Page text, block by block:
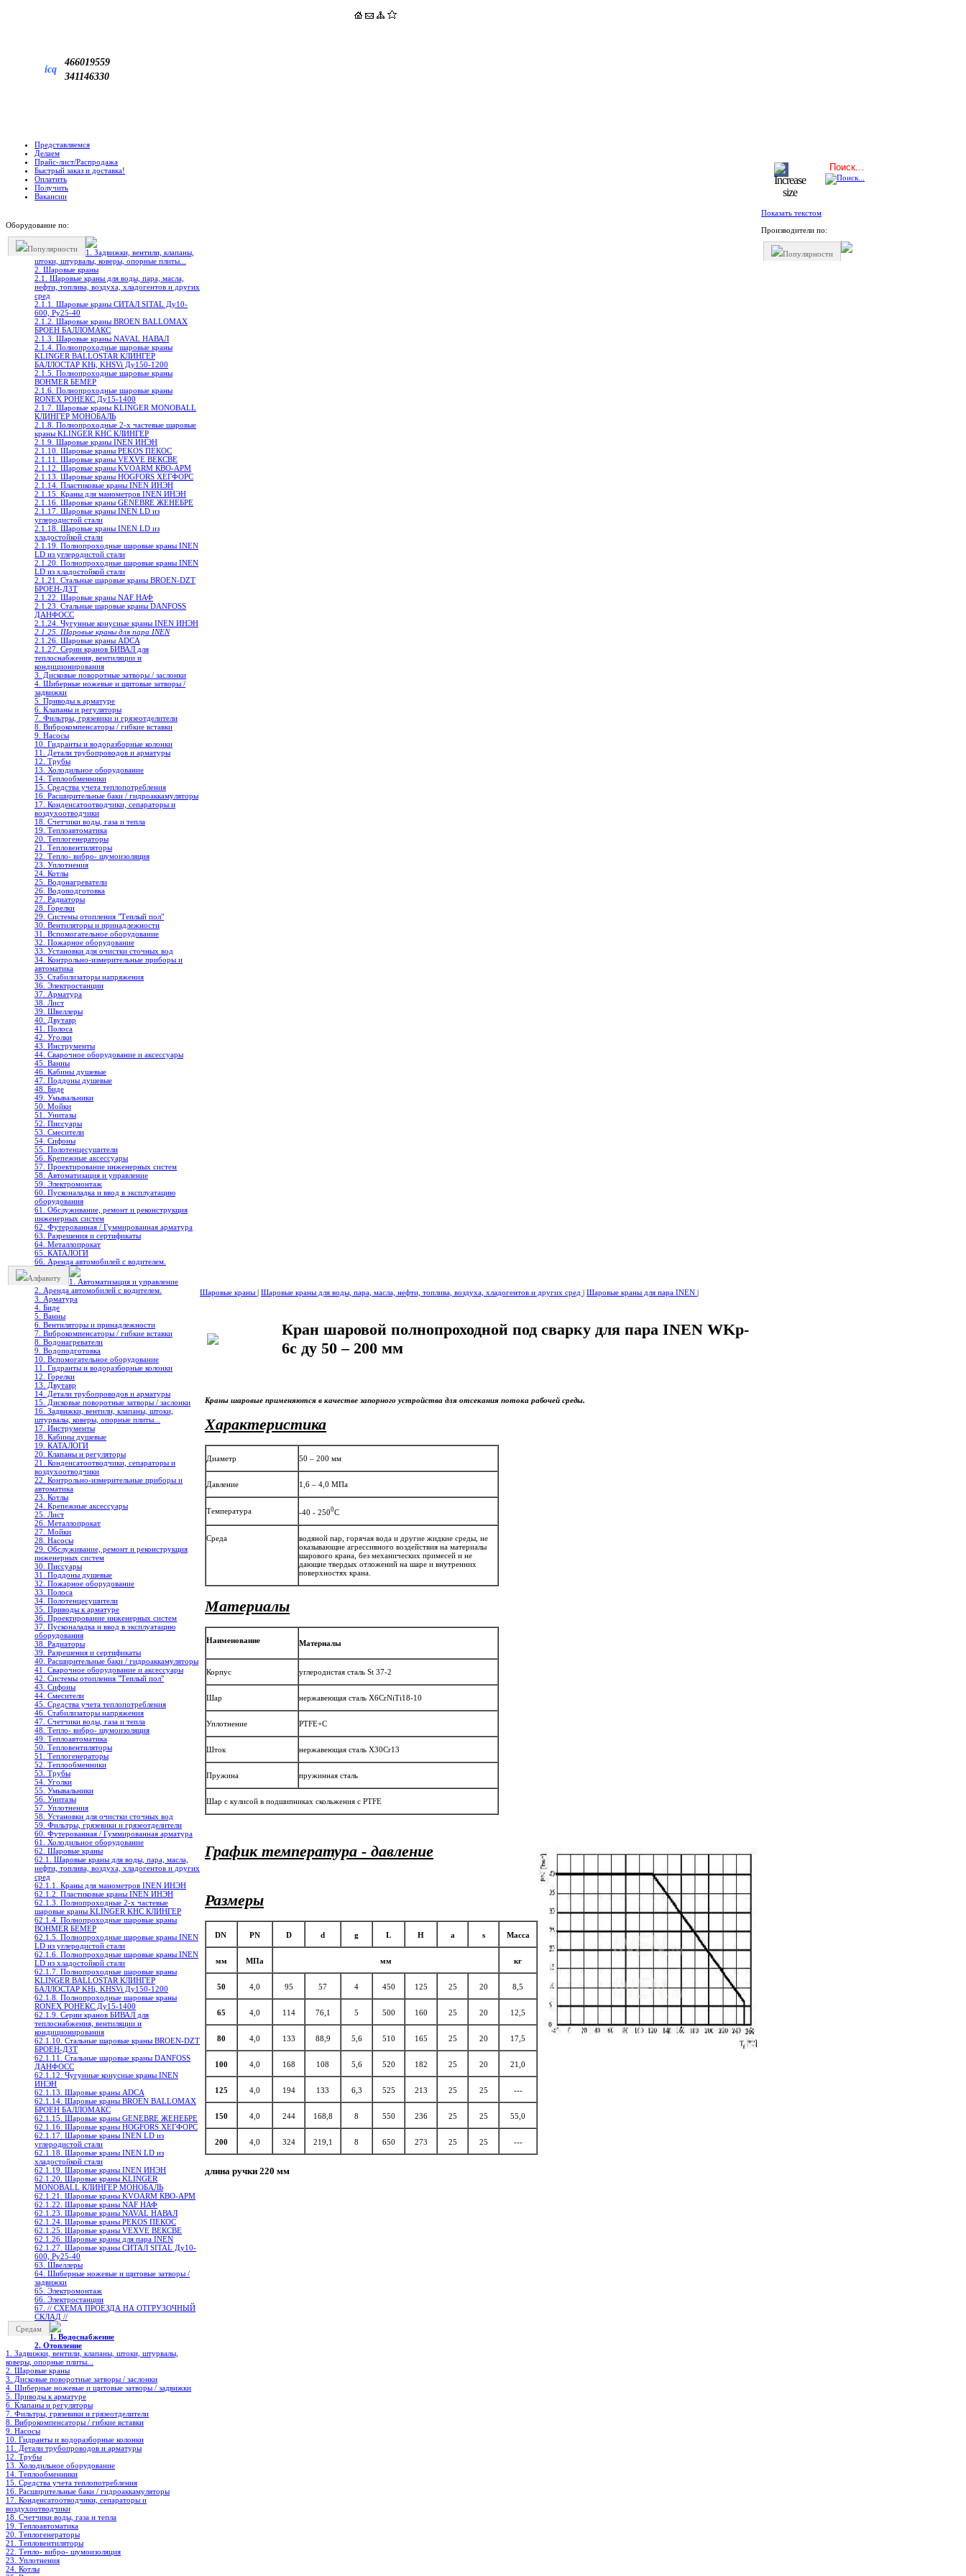
icq
466019559
341146330
Представляемся
Делаем
Прайс-лист/Распродажа
Быстрый заказ и доставка!
Оплатить
Получить
Вакансии
Оборудование по:
Популярности
1. Задвижки, вентили, клапаны,
штоки, штурвалы, коверы, опорные плиты...
2. Шаровые краны
2.1. Шаровые краны для воды, пара, масла,
нефти, топлива, воздуха, хладогентов и других
сред
2.1.1. Шаровые краны СИТАЛ SITAL Ду10-
600, Ру25-40
2.1.2. Шаровые краны BROEN BALLOMAX
БРОЕН БАЛЛОМАКС
2.1.3. Шаровые краны NAVAL НАВАЛ
2.1.4. Полнопроходные шаровые краны
KLINGER BALLOSTAR КЛИНГЕР
БАЛЛОСТАР KHi, KHSVi Ду150-1200
2.1.5. Полнопроходные шаровые краны
BOHMER БЕМЕР
2.1.6. Полнопроходные шаровые краны
RONEX РОНЕКС Ду15-1400
2.1.7. Шаровые краны KLINGER MONOBALL
КЛИНГЕР МОНОБАЛЬ
2.1.8. Полнопроходные 2-х частевые шаровые
краны KLINGER KHC КЛИНГЕР
2.1.9. Шаровые краны INEN ИНЭН
2.1.10. Шаровые краны PEKOS ПЕКОС
2.1.11. Шаровые краны VEXVE ВЕКСВЕ
2.1.12. Шаровые краны KVOARM КВО-АРМ
2.1.13. Шаровые краны HOGFORS ХЕГФОРС
2.1.14. Пластиковые краны INEN ИНЭН
2.1.15. Краны для манометров INEN ИНЭН
2.1.16. Шаровые краны GENEBRE ЖЕНЕБРЕ
2.1.17. Шаровые краны INEN LD из
углеродистой стали
2.1.18. Шаровые краны INEN LD из
хладостойкой стали
2.1.19. Полнопроходные шаровые краны INEN
LD из углеродистой стали
2.1.20. Полнопроходные шаровые краны INEN
LD из хладостойкой стали
2.1.21. Стальные шаровые краны BROEN-DZT
БРОЕН-ДЗТ
2.1.22. Шаровые краны NAF НАФ
2.1.23. Стальные шаровые краны DANFOSS
ДАНФОСС
2.1.24. Чугунные конусные краны INEN ИНЭН
2.1.25. Шаровые краны для пара INEN
2.1.26. Шаровые краны ADCA
2.1.27. Серии кранов БИВАЛ для
теплоснабжения, вентиляции и
кондиционирования
3. Дисковые поворотные затворы / заслонки
4. Шиберные ножевые и щитовые затворы /
задвижки
5. Приводы к арматуре
6. Клапаны и регуляторы
7. Фильтры, грязевики и грязеотделители
8. Виброкомпенсаторы / гибкие вставки
9. Насосы
10. Гидранты и водоразборные колонки
11. Детали трубопроводов и арматуры
12. Трубы
13. Холодильное oборудование
14. Теплообменники
15. Средства учета теплопотребления
16. Расширительные баки / гидроаккамуляторы
17. Конденсатоотводчики, сепараторы и
воздухоотводчики
18. Счетчики воды, газа и тепла
19. Теплоавтоматика
20. Теплогенераторы
21. Тепловентиляторы
22. Тепло- вибро- шумоизоляция
23. Уплотнения
24. Котлы
25. Водонагреватели
26. Водоподготовка
27. Радиаторы
28. Горелки
29. Системы отопления "Теплый пол"
30. Вентиляторы и принадлежности
31. Вспомогательное оборудование
32. Пожарное оборудование
33. Установки для очистки сточных вод
34. Контрольно-измерительные приборы и
автоматика
35. Стабилизаторы напряжения
36. Электростанции
37. Арматура
38. Лист
39. Швеллеры
40. Двутавр
41. Полоса
42. Уголки
43. Инструменты
44. Сварочное оборудование и аксессуары
45. Ванны
46. Кабины душевые
47. Поддоны душевые
48. Биде
49. Умывальники
50. Мойки
51. Унитазы
52. Писсуары
53. Смесители
54. Сифоны
55. Полотенцесушители
56. Крепежные аксессуары
57. Проектирование инженерных систем
58. Автоматизация и управление
59. Электромонтаж
60. Пусконаладка и ввод в эксплуатацию
оборудования
61. Обслуживание, ремонт и реконструкция
инженерных систем
62. Футерованная / Гуммированная арматура
63. Разрешения и сертификаты
64. Металлопрокат
65. КАТАЛОГИ
66. Аренда автомобилей с водителем.
Алфавиту
1. Автоматизация и управление
2. Аренда автомобилей с водителем.
3. Арматура
4. Биде
5. Ванны
6. Вентиляторы и принадлежности
7. Виброкомпенсаторы / гибкие вставки
8. Водонагреватели
9. Водоподготовка
10. Вспомогательное оборудование
11. Гидранты и водоразборные колонки
12. Горелки
13. Двутавр
14. Детали трубопроводов и арматуры
15. Дисковые поворотные затворы / заслонки
16. Задвижки, вентили, клапаны, штоки,
штурвалы, коверы, опорные плиты...
17. Инструменты
18. Кабины душевые
19. КАТАЛОГИ
20. Клапаны и регуляторы
21. Конденсатоотводчики, сепараторы и
воздухоотводчики
22. Контрольно-измерительные приборы и
автоматика
23. Котлы
24. Крепежные аксессуары
25. Лист
26. Металлопрокат
27. Мойки
28. Насосы
29. Обслуживание, ремонт и реконструкция
инженерных систем
30. Писсуары
31. Поддоны душевые
32. Пожарное оборудование
33. Полоса
34. Полотенцесушители
35. Приводы к арматуре
36. Проектирование инженерных систем
37. Пусконаладка и ввод в эксплуатацию
оборудования
38. Радиаторы
39. Разрешения и сертификаты
40. Расширительные баки / гидроаккамуляторы
41. Сварочное оборудование и аксессуары
42. Системы отопления "Теплый пол"
43. Сифоны
44. Смесители
45. Средства учета теплопотребления
46. Стабилизаторы напряжения
47. Счетчики воды, газа и тепла
48. Тепло- вибро- шумоизоляция
49. Теплоавтоматика
50. Тепловентиляторы
51. Теплогенераторы
52. Теплообменники
53. Трубы
54. Уголки
55. Умывальники
56. Унитазы
57. Уплотнения
58. Установки для очистки сточных вод
59. Фильтры, грязевики и грязеотделители
60. Футерованная / Гуммированная арматура
61. Холодильное oборудование
62. Шаровые краны
62.1. Шаровые краны для воды, пара, масла,
нефти, топлива, воздуха, хладогентов и других
сред
62.1.1. Краны для манометров INEN ИНЭН
62.1.2. Пластиковые краны INEN ИНЭН
62.1.3. Полнопроходные 2-х частевые
шаровые краны KLINGER KHC КЛИНГЕР
62.1.4. Полнопроходные шаровые краны
BOHMER БЕМЕР
62.1.5. Полнопроходные шаровые краны INEN
LD из углеродистой стали
62.1.6. Полнопроходные шаровые краны INEN
LD из хладостойкой стали
62.1.7. Полнопроходные шаровые краны
KLINGER BALLOSTAR КЛИНГЕР
БАЛЛОСТАР KHi, KHSVi Ду150-1200
62.1.8. Полнопроходные шаровые краны
RONEX РОНЕКС Ду15-1400
62.1.9. Серии кранов БИВАЛ для
теплоснабжения, вентиляции и
кондиционирования
62.1.10. Стальные шаровые краны BROEN-DZT
БРОЕН-ДЗТ
62.1.11. Стальные шаровые краны DANFOSS
ДАНФОСС
62.1.12. Чугунные конусные краны INEN
ИНЭН
62.1.13. Шаровые краны ADCA
62.1.14. Шаровые краны BROEN BALLOMAX
БРОЕН БАЛЛОМАКС
62.1.15. Шаровые краны GENEBRE ЖЕНЕБРЕ
62.1.16. Шаровые краны HOGFORS ХЕГФОРС
62.1.17. Шаровые краны INEN LD из
углеродистой стали
62.1.18. Шаровые краны INEN LD из
хладостойкой стали
62.1.19. Шаровые краны INEN ИНЭН
62.1.20. Шаровые краны KLINGER
MONOBALL КЛИНГЕР МОНОБАЛЬ
62.1.21. Шаровые краны KVOARM КВО-АРМ
62.1.22. Шаровые краны NAF НАФ
62.1.23. Шаровые краны NAVAL НАВАЛ
62.1.24. Шаровые краны PEKOS ПЕКОС
62.1.25. Шаровые краны VEXVE ВЕКСВЕ
62.1.26. Шаровые краны для пара INEN
62.1.27. Шаровые краны СИТАЛ SITAL Ду10-
600, Ру25-40
63. Швеллеры
64. Шиберные ножевые и щитовые затворы /
задвижки
65. Электромонтаж
66. Электростанции
67. // СХЕМА ПРОЕЗДА НА ОТГРУЗОЧНЫЙ
СКЛАД //
Средам
1. Водоснабжение
2. Отопление
1. Задвижки, вентили, клапаны, штоки, штурвалы,
коверы, опорные плиты...
2. Шаровые краны
3. Дисковые поворотные затворы / заслонки
4. Шиберные ножевые и щитовые затворы / задвижки
5. Приводы к арматуре
6. Клапаны и регуляторы
7. Фильтры, грязевики и грязеотделители
8. Виброкомпенсаторы / гибкие вставки
9. Насосы
10. Гидранты и водоразборные колонки
11. Детали трубопроводов и арматуры
12. Трубы
13. Холодильное oборудование
14. Теплообменники
15. Средства учета теплопотребления
16. Расширительные баки / гидроаккамуляторы
17. Конденсатоотводчики, сепараторы и
воздухоотводчики
18. Счетчики воды, газа и тепла
19. Теплоавтоматика
20. Теплогенераторы
21. Тепловентиляторы
22. Тепло- вибро- шумоизоляция
23. Уплотнения
24. Котлы
Шаровые краны | Шаровые краны для воды, пара, масла, нефти, топлива, воздуха, хладогентов и других сред | Шаровые краны для пара INEN |
Кран шаровой полнопроходной под сварку для пара INEN WKp-
6с ду 50 – 200 мм
Краны шаровые применяются в качестве запорного устройства для отсекания потока рабочей среды.
Характеристика
Диаметр 50 – 200 мм
Давление 1,6 – 4,0 МПа
Температура -40 - 2500С
Среда
водяной пар, горячая вода и другие жидкие среды, не
оказывающие агрессивного воздействия на материалы
шарового крана, без механических примесей и не
дающие твердых отложений на шаре и внутренних
поверхностях крана.
Материалы
Наименование Материалы
Корпус углеродистая сталь St 37-2
Шар нержавеющая сталь X6CrNiTi18-10
Уплотнение PTFE+C
Шток нержавеющая сталь X30Cr13
Пружина пружинная сталь
Шар с кулисой в подшипниках скольжения с PTFE
График температура - давление
Размеры
DN PN D d g L Н а s Масса
мм МПа мм кг
50 4,0 95 57 4 450 125 25 20 8,5
65 4,0 114 76,1 5 500 160 25 20 12,5
80 4,0 133 88,9 5,6 510 165 25 20 17,5
100 4,0 168 108 5,6 520 182 25 20 21,0
125 4,0 194 133 6,3 525 213 25 25 ---
150 4,0 244 168,8 8 550 236 25 25 55,0
200 4,0 324 219,1 8 650 273 25 25 ---
длина ручки 220 мм
Показать текстом
Производители по:
Популярности